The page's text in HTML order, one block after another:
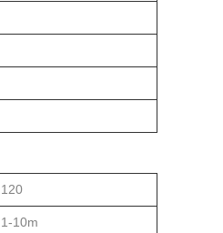
120
1-10m